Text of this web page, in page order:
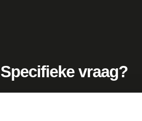
Specifieke vraag?
Vul het formulier in en krijg van ons